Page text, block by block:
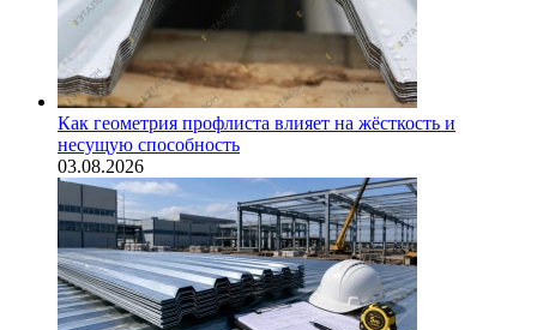
Как геометрия профлиста влияет на жёсткость и
несущую способность
03.08.2026